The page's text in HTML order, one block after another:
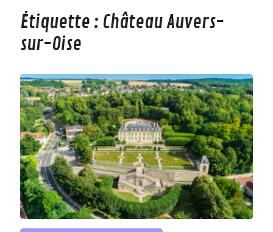
Étiquette : Château Auvers-
sur-Oise